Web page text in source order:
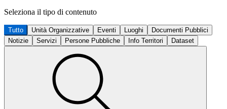
Seleziona il tipo di contenuto
Tutto Unità Organizzative Eventi Luoghi
Documenti Pubblici
Notizie
Servizi Persone Pubbliche Info Territori Dataset